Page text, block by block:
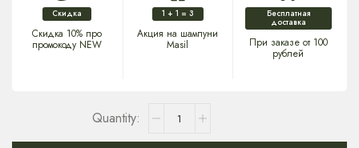
Скидка
Скидка 10% про
промокоду NEW
1 + 1 = 3
Акция на шампуни
Masil
Бесплатная
доставка
При заказе от 100
рублей